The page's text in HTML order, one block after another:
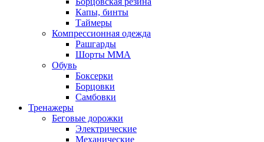
Капы, бинты
Таймеры
Компрессионная одежда
Рашгарды
Шорты MMA
Обувь
Боксерки
Борцовки
Самбовки
Тренажеры
Беговые дорожки
Электрические
Механические